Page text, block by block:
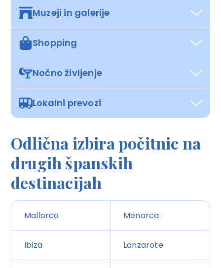
Muzeji in galerije
Shopping
Nočno življenje
Lokalni prevozi
Odlična izbira počitnic na
drugih španskih
destinacijah
Mallorca Menorca
Ibiza Lanzarote